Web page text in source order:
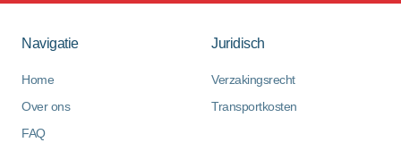
Navigatie
Home
Over ons
FAQ
Juridisch
Verzakingsrecht
Transportkosten